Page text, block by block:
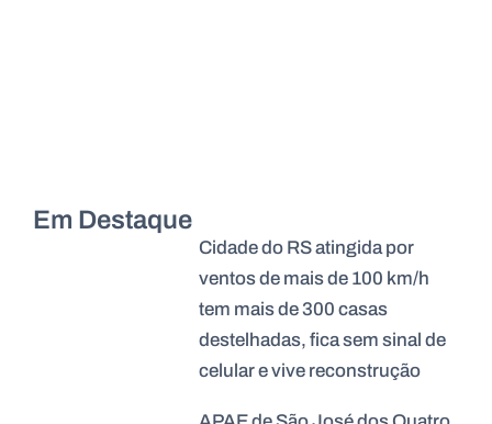
Em Destaque
Cidade do RS atingida por
ventos de mais de 100 km/h
tem mais de 300 casas
destelhadas, fica sem sinal de
celular e vive reconstrução